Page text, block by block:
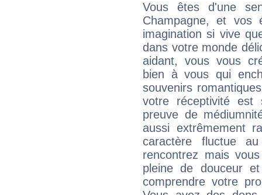
Vous êtes d'une
Champagne, et vos
imagination si vive
dans votre monde
aidant, vous vous
bien à vous qui
souvenirs
votre réceptivité est
preuve de
aussi extrêmement
caractère fluctue
rencontrez mais
pleine de douceur
comprendre votre